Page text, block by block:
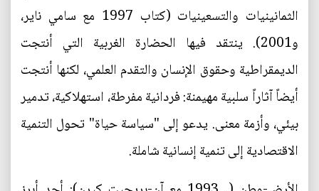
الثمانينيات والتسعينيات (كتاب 1997 مع سامي ناير،
و2001). ينتقد فيها الحضارة الغربية التي أنتجت
الديمقراطية وحقوق الإنسان والتقدم العلمي، لكنها أنتجت
أيضاً آثاراً سلبية مهيمنة: فردانية مفرطة، استهلاكية، تدمير
بيئي، وأزمة معنى. يدعو إلى "سياسة حياة" تحول التنمية
الاقتصادية إلى تنمية إنسانية شاملة.